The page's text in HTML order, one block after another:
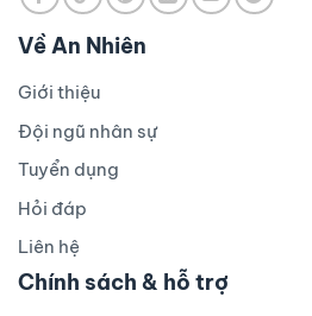
Về An Nhiên
Giới thiệu
Đội ngũ nhân sự
Tuyển dụng
Hỏi đáp
Liên hệ
Chính sách & hỗ trợ